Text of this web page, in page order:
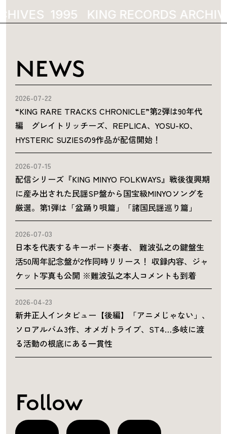
1995 KING RECORDS
NEWS
2026-07-22
“KING RARE TRACKS CHRONICLE”第2弾は90年代
編 グレイトリッチーズ、REPLICA、YOSU-KO、
HYSTERIC SUZIESの9作品が配信開始！
2026-07-15
配信シリーズ『KING MINYO FOLKWAYS』戦後復興期
に産み出された民謡SP盤から国宝級MINYOソングを
厳選。第1弾は「盆踊り唄篇」「諸国民謡巡り篇」
2026-07-03
日本を代表するキーボード奏者、 難波弘之の鍵盤生
活50周年記念盤が2作同時リリース！ 収録内容、ジャ
ケット写真も公開 ※難波弘之本人コメントも到着
2026-04-23
新井正人インタビュー【後編】「アニメじゃない」、
ソロアルバム3作、オメガトライブ、ST4…多岐に渡
る活動の根底にある一貫性
Follow